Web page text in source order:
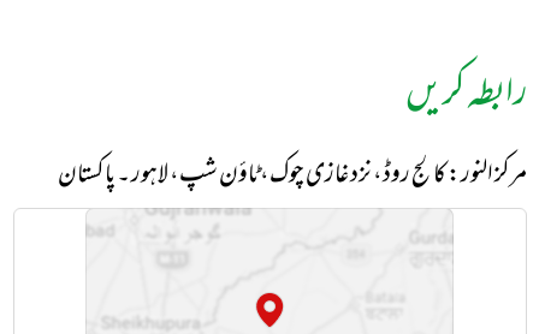
رابطہ کریں
مرکز النور: کالج روڈ، نزد غازی چوک، ٹاؤن شپ، لاہور ۔ پاکستان